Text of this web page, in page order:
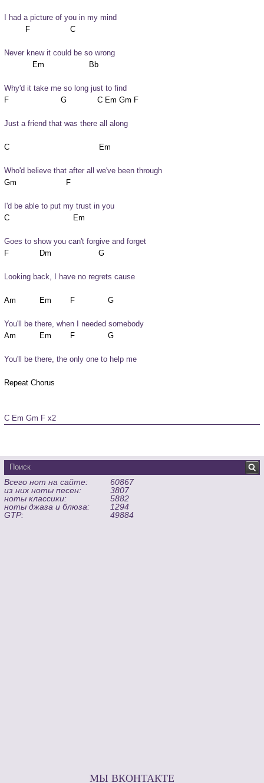
I had a picture of you in my mind
Never knew it could be so wrong
Why'd it take me so long just to find
Just a friend that was there all along
Who'd believe that after all we've been through
I'd be able to put my trust in you
Goes to show you can't forgive and forget
Looking back, I have no regrets cause
You'll be there, when I needed somebody
You'll be there, the only one to help me
Repeat Chorus
C Em Gm F x2
Всего нот на сайте:
60867
из них ноты песен:
3807
ноты классики:
5882
ноты джаза и блюза:
1294
GTP:
49884
МЫ ВКОНТАКТЕ